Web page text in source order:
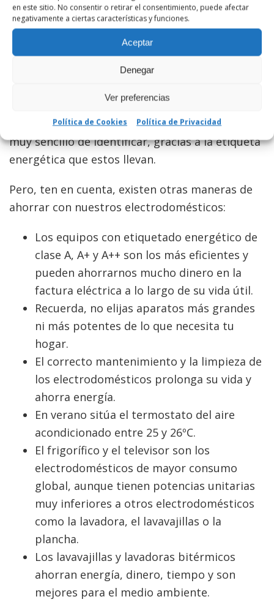
en este sitio. No consentir o retirar el consentimiento, puede afectar
negativamente a ciertas características y funciones.
Aceptar
Denegar
Ver preferencias
Política de Cookies Política de Privacidad
hornos eléctricos, el aire acondicionado y las
fuentes de luz son equipamientos de uso muy
común en el día a día de nuestras viviendas. Sin
embargo, al contrario de lo qué sucede con la
calefacción o el sistema de suministro de agua,
su adquisición depende de cada usuario.
Comprar un equipo eficiente es importante y
muy sencillo de identificar, gracias a la etiqueta
energética que estos llevan.
Pero, ten en cuenta, existen otras maneras de
ahorrar con nuestros electrodomésticos:
Los equipos con etiquetado energético de
clase A, A+ y A++ son los más eficientes y
pueden ahorrarnos mucho dinero en la
factura eléctrica a lo largo de su vida útil.
Recuerda, no elijas aparatos más grandes
ni más potentes de lo que necesita tu
hogar.
El correcto mantenimiento y la limpieza de
los electrodomésticos prolonga su vida y
ahorra energía.
En verano sitúa el termostato del aire
acondicionado entre 25 y 26ºC.
El frigorífico y el televisor son los
electrodomésticos de mayor consumo
global, aunque tienen potencias unitarias
muy inferiores a otros electrodomésticos
como la lavadora, el lavavajillas o la
plancha.
Los lavavajillas y lavadoras bitérmicos
ahorran energía, dinero, tiempo y son
mejores para el medio ambiente.